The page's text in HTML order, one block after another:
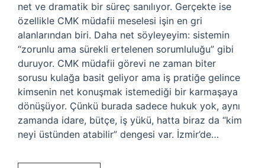
net ve dramatik bir süreç sanılıyor. Gerçekte ise
özellikle CMK müdafii meselesi işin en gri
alanlarından biri. Daha net söyleyeyim: sistemin
“zorunlu ama sürekli ertelenen sorumluluğu” gibi
duruyor. CMK müdafii görevi ne zaman biter
sorusu kulağa basit geliyor ama iş pratiğe gelince
kimsenin net konuşmak istemediği bir karmaşaya
dönüşüyor. Çünkü burada sadece hukuk yok, aynı
zamanda idare, bütçe, iş yükü, hatta biraz da “kim
neyi üstünden atabilir” dengesi var. İzmir’de…